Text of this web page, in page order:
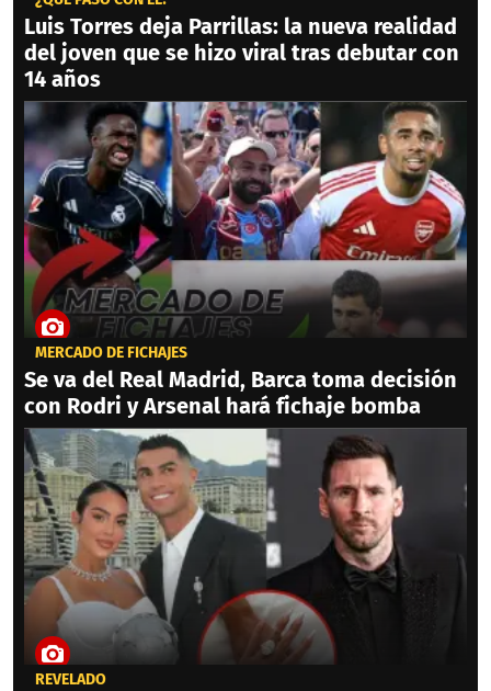
Luis Torres deja Parrillas: la nueva realidad
del joven que se hizo viral tras debutar con
14 años
MERCADO DE FICHAJES
Se va del Real Madrid, Barca toma decisión
con Rodri y Arsenal hará fichaje bomba
REVELADO